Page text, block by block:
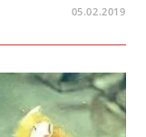
05.02.2019